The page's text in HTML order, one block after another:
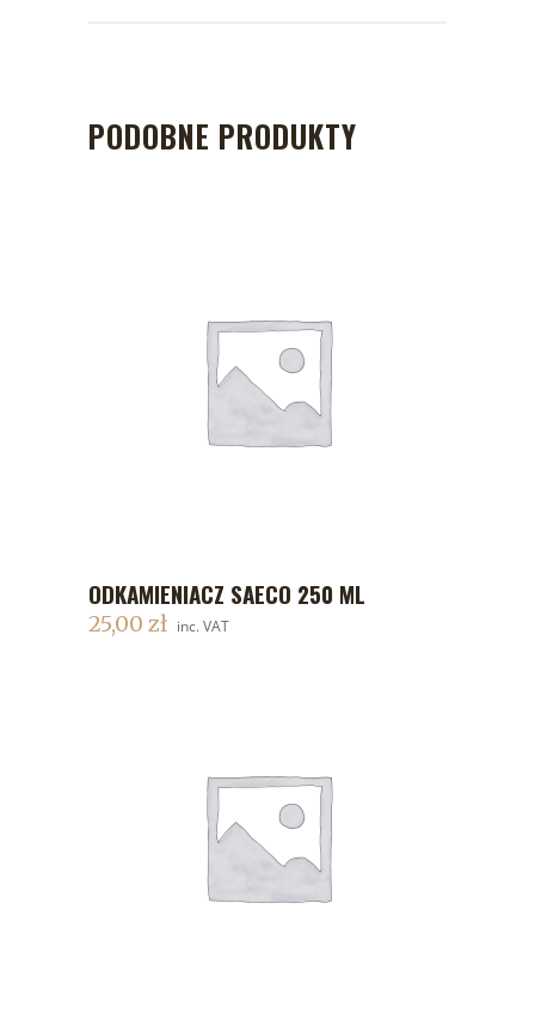
PODOBNE PRODUKTY
DODAJ DO KOSZYKA
ODKAMIENIACZ SAECO 250 ML
25,00 zł inc. VAT